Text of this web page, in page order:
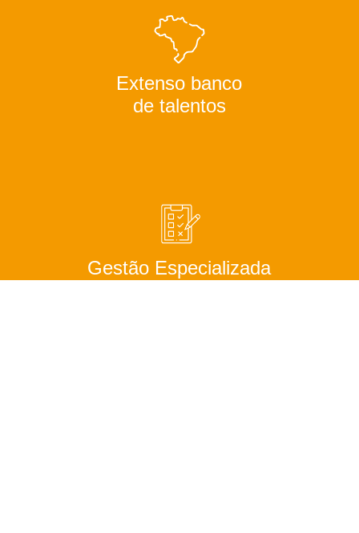
Extenso banco
de talentos
Gestão Especializada